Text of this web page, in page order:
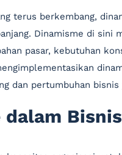
terus berkembang,
Dinamisme di sini
pasar, kebutuhan
dan pertumbuhan